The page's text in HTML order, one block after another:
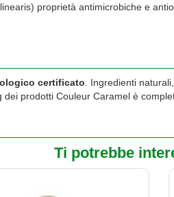
proprietà antimicrobiche e
certificato . Ingredienti
dei prodotti Couleur Caramel è
Ti potrebbe